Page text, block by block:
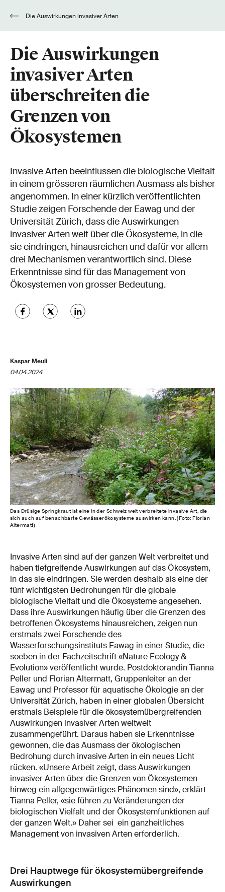
Die Auswirkungen
invasiver Arten
überschreiten die
Grenzen von
Ökosystemen
Invasive Arten beeinflussen die biologische Vielfalt
in einem grösseren räumlichen Ausmass als bisher
angenommen. In einer kürzlich veröffentlichten
Studie zeigen Forschende der Eawag und der
Universität Zürich, dass die Auswirkungen
invasiver Arten weit über die Ökosysteme, in die
sie eindringen, hinausreichen und dafür vor allem
drei Mechanismen verantwortlich sind. Diese
Erkenntnisse sind für das Management von
Ökosystemen von grosser Bedeutung.
Kaspar Meuli
04.04.2024
Das Drüsige Springkraut ist eine in der Schweiz weit verbreitete invasive Art, die
sich auch auf benachbarte Gewässerökosysteme auswirken kann. (Foto: Florian
Altermatt)
Invasive Arten sind auf der ganzen Welt verbreitet und
haben tiefgreifende Auswirkungen auf das Ökosystem,
in das sie eindringen. Sie werden deshalb als eine der
fünf wichtigsten Bedrohungen für die globale
biologische Vielfalt und die Ökosysteme angesehen.
Dass ihre Auswirkungen häufig über die Grenzen des
betroffenen Ökosystems hinausreichen, zeigen nun
erstmals zwei Forschende des
Wasserforschungsinstituts Eawag in einer Studie, die
soeben in der Fachzeitschrift «Nature Ecology &
Evolution» veröffentlicht wurde. Postdoktorandin Tianna
Peller und Florian Altermatt, Gruppenleiter an der
Eawag und Professor für aquatische Ökologie an der
Universität Zürich, haben in einer globalen Übersicht
erstmals Beispiele für die ökosystemübergreifenden
Auswirkungen invasiver Arten weltweit
zusammengeführt. Daraus haben sie Erkenntnisse
gewonnen, die das Ausmass der ökologischen
Bedrohung durch invasive Arten in ein neues Licht
rücken. «Unsere Arbeit zeigt, dass Auswirkungen
invasiver Arten über die Grenzen von Ökosystemen
hinweg ein allgegenwärtiges Phänomen sind», erklärt
Tianna Peller, «sie führen zu Veränderungen der
biologischen Vielfalt und der Ökosystemfunktionen auf
der ganzen Welt.» Daher sei ein ganzheitliches
Management von invasiven Arten erforderlich.
Drei Hauptwege für ökosystemübergreifende
Auswirkungen